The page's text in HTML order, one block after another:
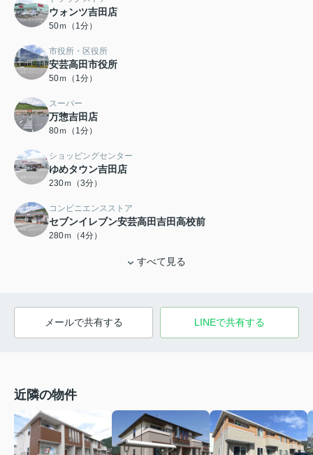
ウォンツ吉田店
50ｍ（1分）
市役所・区役所
安芸高田市役所
50ｍ（1分）
スーパー
万惣吉田店
80ｍ（1分）
ショッピングセンター
ゆめタウン吉田店
230ｍ（3分）
コンビニエンスストア
セブンイレブン安芸高田吉田高校前
280ｍ（4分）
すべて見る
メールで共有する LINEで共有する
近隣の物件